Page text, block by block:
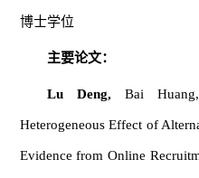
博士学位
主要论文：
Lu Deng, Bai
Heterogeneous Effect of
Evidence from Online